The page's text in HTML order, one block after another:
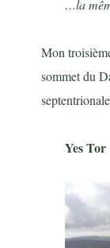
…la
Mon
sommet du
Yes Tor